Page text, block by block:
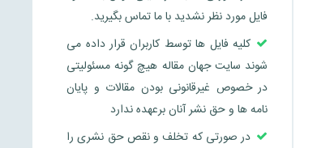
فایل مورد نظر نشدید با ما تماس بگیرید.
کلیه فایل ها توسط کاربران قرار داده می
شوند سایت جهان مقاله هیچ گونه مسئولیتی
در خصوص غیرقانونی بودن مقالات و پایان
نامه ها و حق نشر آنان برعهده ندارد
در صورتی که تخلف و نقص حق نشری را